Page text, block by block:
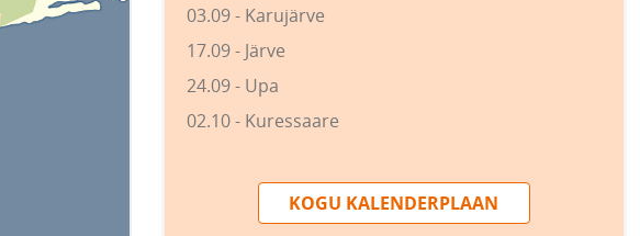
03.09 - Karujärve
17.09 - Järve
24.09 - Upa
02.10 - Kuressaare
KOGU KALENDERPLAAN